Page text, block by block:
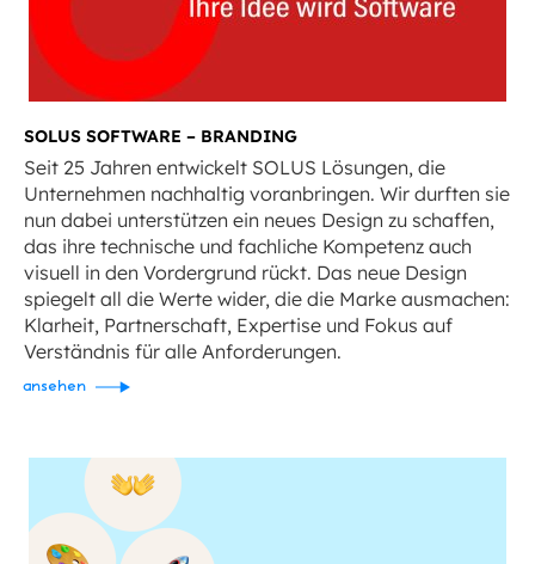
SOLUS SOFTWARE – BRANDING
Seit 25 Jahren entwickelt SOLUS Lösungen, die
Unternehmen nachhaltig voranbringen. Wir durften sie
nun dabei unterstützen ein neues Design zu schaffen,
das ihre technische und fachliche Kompetenz auch
visuell in den Vordergrund rückt. Das neue Design
spiegelt all die Werte wider, die die Marke ausmachen:
Klarheit, Partnerschaft, Expertise und Fokus auf
Verständnis für alle Anforderungen.
ansehen